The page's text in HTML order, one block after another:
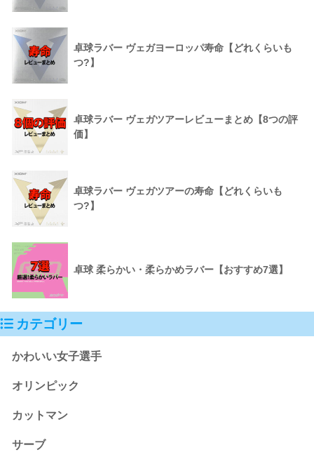
卓球ラバー ヴェガヨーロッパ寿命【どれくらいも
つ?】
卓球ラバー ヴェガツアーレビューまとめ【8つの評
価】
卓球ラバー ヴェガツアーの寿命【どれくらいも
つ?】
卓球 柔らかい・柔らかめラバー【おすすめ7選】
カテゴリー
かわいい女子選手
オリンピック
カットマン
サーブ